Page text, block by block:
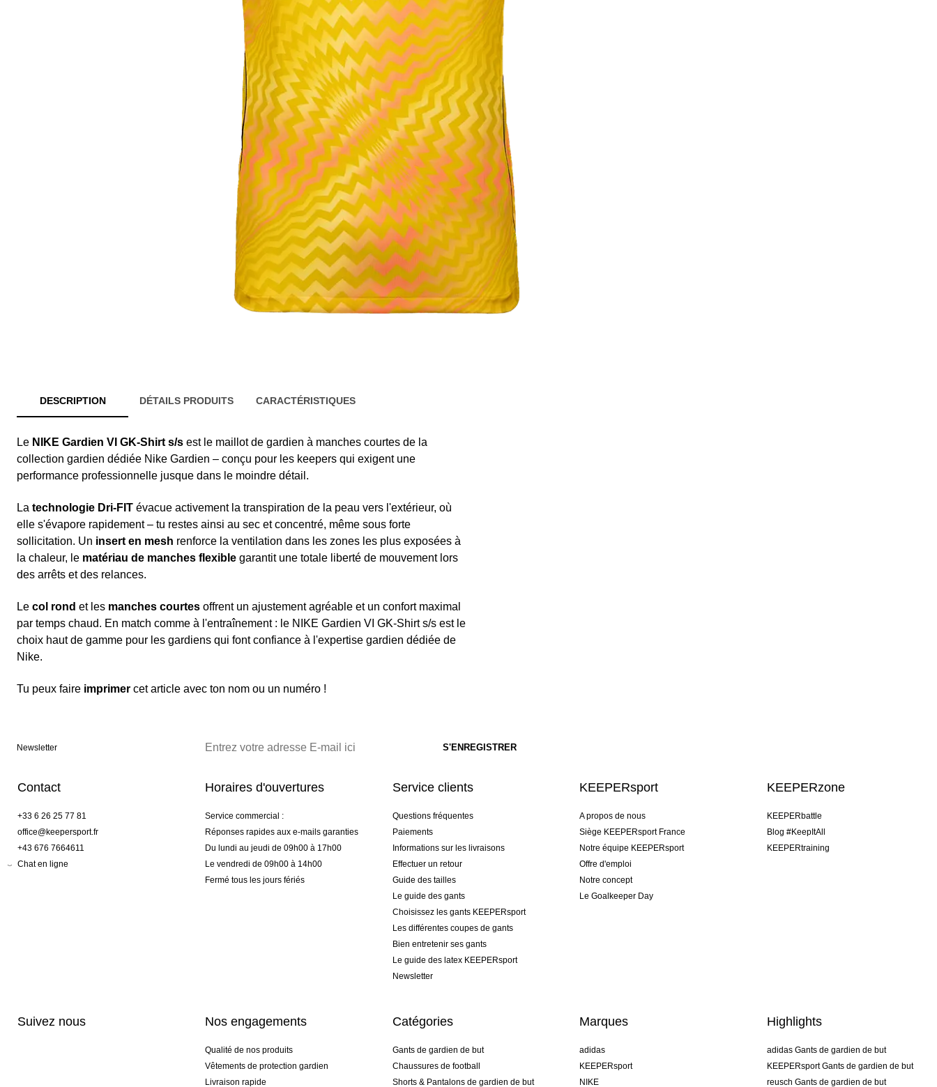
DESCRIPTION DÉTAILS PRODUITS CARACTÉRISTIQUES
Le NIKE Gardien VI GK-Shirt s/s est le maillot de gardien à manches courtes de la
collection gardien dédiée Nike Gardien – conçu pour les keepers qui exigent une
performance professionnelle jusque dans le moindre détail.
La technologie Dri-FIT évacue activement la transpiration de la peau vers l'extérieur, où
elle s'évapore rapidement – tu restes ainsi au sec et concentré, même sous forte
sollicitation. Un insert en mesh renforce la ventilation dans les zones les plus exposées à
la chaleur, le matériau de manches flexible garantit une totale liberté de mouvement lors
des arrêts et des relances.
Le col rond et les manches courtes offrent un ajustement agréable et un confort maximal
par temps chaud. En match comme à l'entraînement : le NIKE Gardien VI GK-Shirt s/s est le
choix haut de gamme pour les gardiens qui font confiance à l'expertise gardien dédiée de
Nike.
Tu peux faire imprimer cet article avec ton nom ou un numéro !
Newsletter
Contact
+33 6 26 25 77 81
office@keepersport.fr
+43 676 7664611
Chat en ligne
Horaires d'ouvertures
Service commercial :
Réponses rapides aux e-mails garanties
Du lundi au jeudi de 09h00 à 17h00
Le vendredi de 09h00 à 14h00
Fermé tous les jours fériés
Service clients
Questions fréquentes
Paiements
Informations sur les livraisons
Effectuer un retour
Guide des tailles
Le guide des gants
Choisissez les gants KEEPERsport
Les différentes coupes de gants
Bien entretenir ses gants
Le guide des latex KEEPERsport
Newsletter
KEEPERsport
A propos de nous
Siège KEEPERsport France
Notre équipe KEEPERsport
Offre d'emploi
Notre concept
Le Goalkeeper Day
KEEPERzone
KEEPERbattle
Blog #KeepItAll
KEEPERtraining
Suivez nous Nos engagements
Qualité de nos produits
Vêtements de protection gardien
Livraison rapide
Catégories
Gants de gardien de but
Chaussures de football
Shorts & Pantalons de gardien de but
Marques
adidas
KEEPERsport
NIKE
Highlights
adidas Gants de gardien de but
KEEPERsport Gants de gardien de but
reusch Gants de gardien de but